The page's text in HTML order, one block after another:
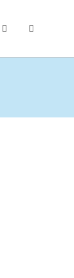
WEBSITE-